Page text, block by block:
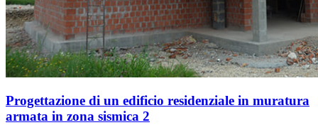
Progettazione di un edificio residenziale in muratura
armata in zona sismica 2